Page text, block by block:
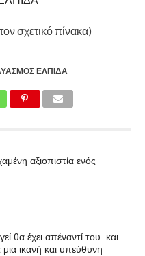
σχετικό πίνακα)
ΕΛΠΙΔΑ
αξιοπιστία ενός
θα έχει απέναντί του και
ικανή και υπεύθυνη